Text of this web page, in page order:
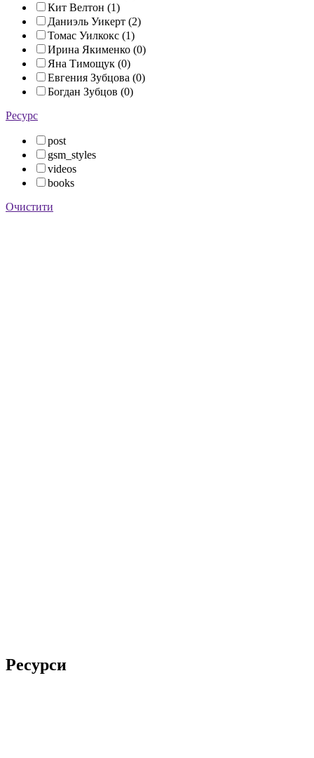
Кит Велтон (1)
Даниэль Уикерт (2)
Томас Уилкокс (1)
Ирина Якименко (0)
Яна Тимощук (0)
Евгения Зубцова (0)
Богдан Зубцов (0)
Ресурс
post
gsm_styles
videos
books
Очистити
Ресурси